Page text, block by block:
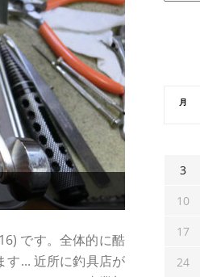
です。全体的に酷
す... 近所に釣具店が
月
3
10
17
24